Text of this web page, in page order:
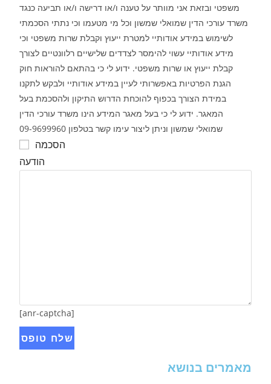
משפטי ובזאת אני מוותר על טענה ו/או דרישה ו/או תביעה כנגד
משרד עורכי הדין שמואלי שמשון וכל מי מטעמו וכי נתתי הסכמתי
לשימוש במידע אודותיי למטרת ייעוץ וקבלת שרות משפטי וכי
מידע אודותיי עשוי להימסר לצדדים שלישיים רלוונטיים לצורך
קבלת ייעוץ או שרות משפטי. ידוע לי כי בהתאם להוראות חוק
הגנת הפרטיות באפשרותי לעיין במידע אודותיי ולבקש לתקנו
במידת הצורך בכפוף להוכחת הדרוש התיקון ולהסכמת בעל
המאגר. ידוע לי כי בעל מאגר המידע הינו משרד עורכי הדין
שמואלי שמשון וניתן ליצור עימו קשר בטלפון 09-9699960
הסכמה
הודעה
[anr-captcha]
מאמרים בנושא